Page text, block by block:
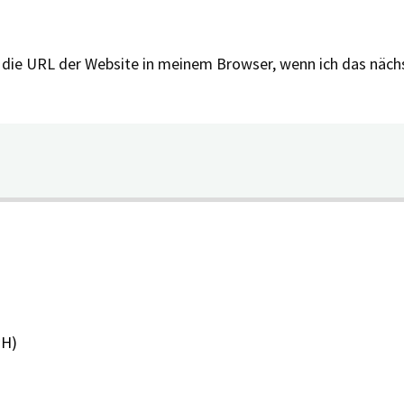
URL der Website in meinem Browser, wenn ich das